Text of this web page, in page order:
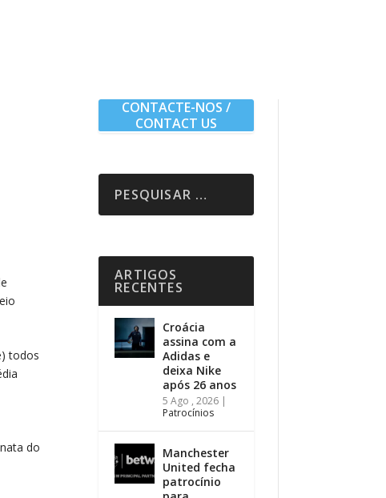
todos
do
CONTACTE-NOS /
CONTACT US
ARTIGOS
RECENTES
Croácia
assina com a
Adidas e
deixa Nike
após 26 anos
5 Ago , 2026 |
Patrocínios
Manchester
United fecha
patrocínio